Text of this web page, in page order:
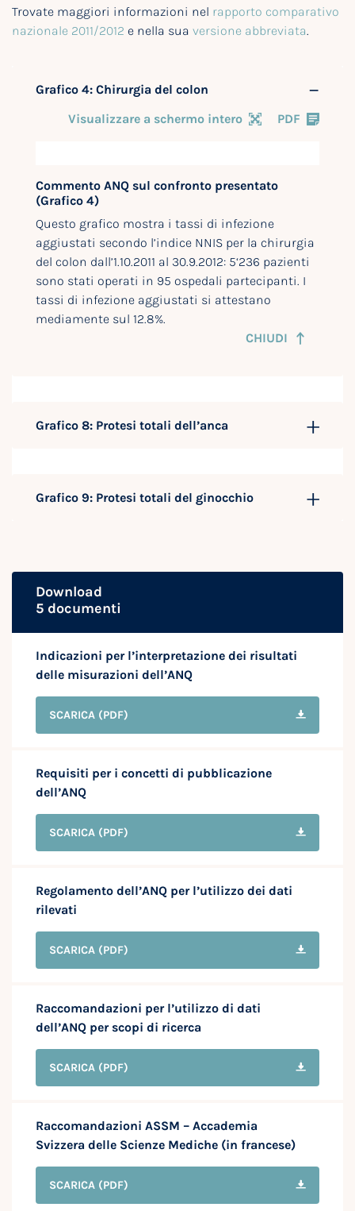
Trovate maggiori informazioni nel rapporto comparativo
nazionale 2011/2012 e nella sua versione abbreviata.
Grafico 4: Chirurgia del colon
Visualizzare a schermo intero
PDF
Commento ANQ sul confronto presentato
(Grafico 4)
Questo grafico mostra i tassi di infezione
aggiustati secondo l’indice NNIS per la chirurgia
del colon dall’1.10.2011 al 30.9.2012: 5‘236 pazienti
sono stati operati in 95 ospedali partecipanti. I
tassi di infezione aggiustati si attestano
mediamente sul 12.8%.
CHIUDI
Grafico 8: Protesi totali dell’anca
Grafico 9: Protesi totali del ginocchio
Download
5 documenti
Indicazioni per l’interpretazione dei risultati
delle misurazioni dell’ANQ
SCARICA (PDF)
Requisiti per i concetti di pubblicazione
dell’ANQ
SCARICA (PDF)
Regolamento dell’ANQ per l’utilizzo dei dati
rilevati
SCARICA (PDF)
Raccomandazioni per l’utilizzo di dati
dell’ANQ per scopi di ricerca
SCARICA (PDF)
Raccomandazioni ASSM – Accademia
Svizzera delle Scienze Mediche (in francese)
SCARICA (PDF)